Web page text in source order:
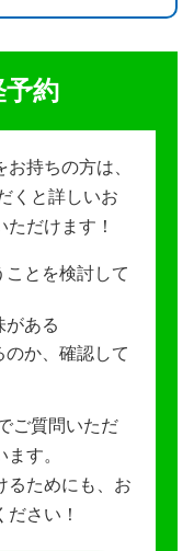
約
持ちの方は、
くと詳しいお
だけます！
とを検討して
がある
のか、確認して
ご質問いただ
す。
るためにも、お
さい！